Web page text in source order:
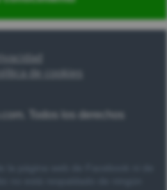
Todos los derechos